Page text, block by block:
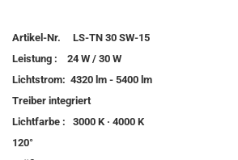
Artikel-Nr. LS-TN 30 SW-15
Leistung : 24 W / 30 W
Lichtstrom: 4320 lm - 5400 lm
Treiber integriert
Lichtfarbe : 3000 K · 4000 K
120°